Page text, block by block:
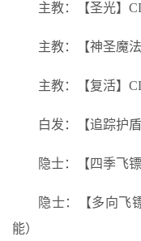
主教：【圣光】
主教：【神圣魔
主教：【复活】
白发：【追踪护
隐士：【四季飞
隐士：【多向飞
能）